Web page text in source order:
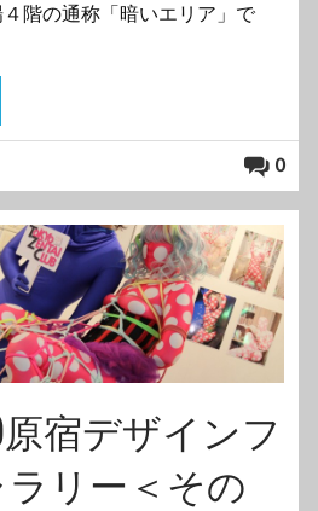
階の通称「暗いエリア」で
0
原宿デザインフ
リー＜その